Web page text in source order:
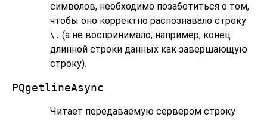
символов, необходимо позаботиться о том,
чтобы оно корректно распознавало строку
\. (а не воспринимало, например, конец
длинной строки данных как завершающую
строку).
PQgetlineAsync
Читает передаваемую сервером строку